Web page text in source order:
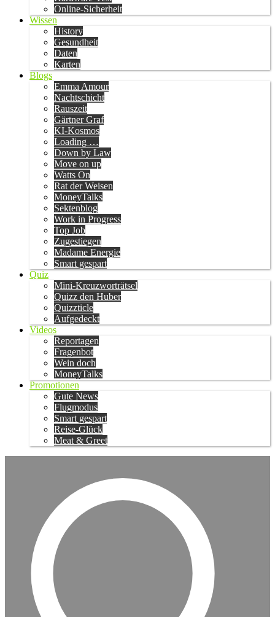
Online-Sicherheit
Wissen
History
Gesundheit
Daten
Karten
Blogs
Emma Amour
Nachtschicht
Rauszeit
Gärtner Graf
KI-Kosmos
Loading …
Down by Law
Move on up
Watts On
Rat der Weisen
MoneyTalks
Sektenblog
Work in Progress
Top Job
Zugestiegen
Madame Energie
Smart gespart
Quiz
Mini-Kreuzworträtsel
Quizz den Huber
Quizzticle
Aufgedeckt
Videos
Reportagen
Fragenbot
Wein doch
MoneyTalks
Promotionen
Gute News
Flugmodus
Smart gespart
Reise-Glück
Meat & Greet